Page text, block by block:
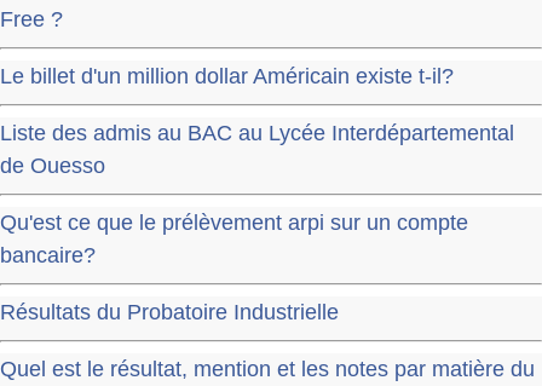
Free ?
Le billet d'un million dollar Américain existe t-il?
Liste des admis au BAC au Lycée Interdépartemental
de Ouesso
Qu'est ce que le prélèvement arpi sur un compte
bancaire?
Résultats du Probatoire Industrielle
Quel est le résultat, mention et les notes par matière du